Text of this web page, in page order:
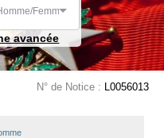
Femme
avancée
N° de Notice : L0056013